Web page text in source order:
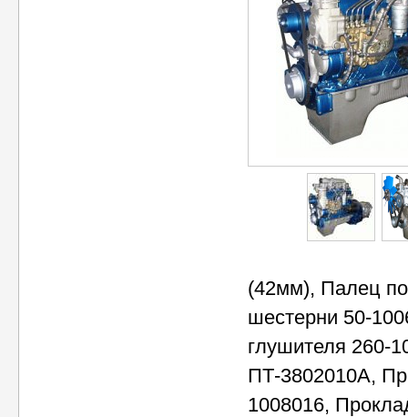
(42мм), Палец
шестерни 50-
глушителя 260-
ПТ-3802010А,
1008016,